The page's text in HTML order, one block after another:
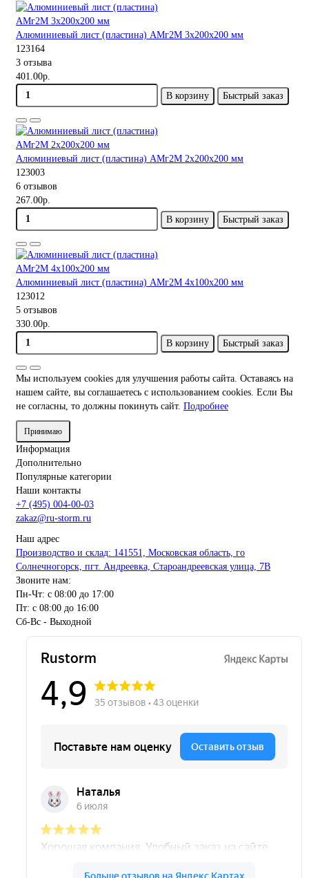
Алюминиевый лист (пластина) АМг2М 3х200х200 мм
123164
3 отзыва
401.00р.
В корзину
Быстрый заказ
Алюминиевый лист (пластина) АМг2М 2х200х200 мм
123003
6 отзывов
267.00р.
В корзину
Быстрый заказ
Алюминиевый лист (пластина) АМг2М 4х100х200 мм
123012
5 отзывов
330.00р.
В корзину
Быстрый заказ
Мы используем cookies для улучшения работы сайта. Оставаясь на
нашем сайте, вы соглашаетесь с использованием cookies. Если Вы
не согласны, то должны покинуть сайт. Подробнее
Принимаю
Информация
Дополнительно
Популярные категории
Наши контакты
+7 (495) 004-00-03
zakaz@ru-storm.ru
Наш адрес
Производство и склад: 141551, Московская область, го
Солнечногорск, пгт. Андреевка, Староандреевская улица, 7В
Звоните нам:
Пн-Чт: с 08:00 до 17:00
Пт: с 08:00 до 16:00
Сб-Вс - Выходной